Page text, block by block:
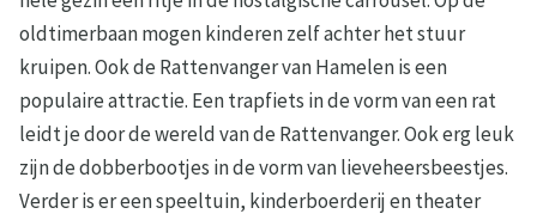
oldtimerbaan mogen kinderen zelf achter het stuur
kruipen. Ook de Rattenvanger van Hamelen is een
populaire attractie. Een trapfiets in de vorm van een rat
leidt je door de wereld van de Rattenvanger. Ook erg leuk
zijn de dobberbootjes in de vorm van lieveheersbeestjes.
Verder is er een speeltuin, kinderboerderij en theater